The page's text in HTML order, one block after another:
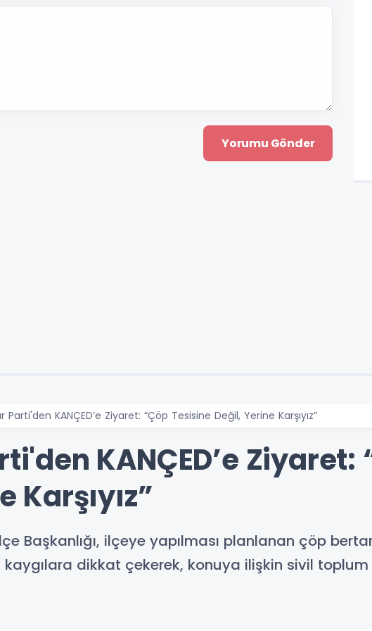
Parti'den KANÇED’e Ziyaret: “Çöp Tesisine Değil, Yerine Karşıyız”
KANÇED’e Ziyaret:
Karşıyız”
Başkanlığı, ilçeye yapılması planlanan çöp
kaygılara dikkat çekerek, konuya ilişkin sivil